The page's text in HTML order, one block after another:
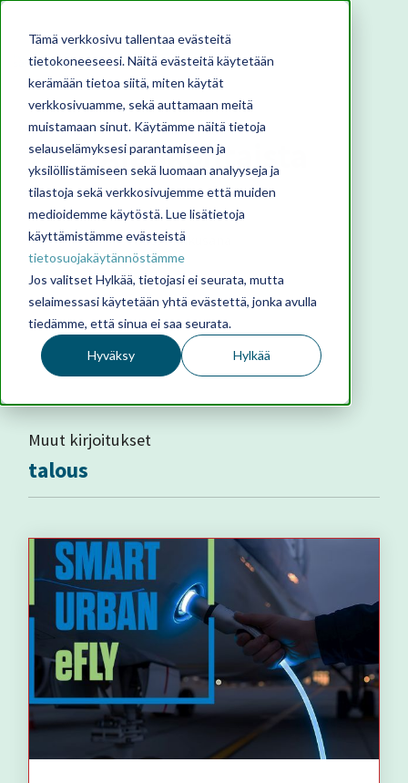
Tämä verkkosivu tallentaa evästeitä
tietokoneeseesi. Näitä evästeitä käytetään
kerämään tietoa siitä, miten käytät
verkkosivuamme, sekä auttamaan meitä
muistamaan sinut. Käytämme näitä tietoja
selauselämyksesi parantamiseen ja
yksilöllistämiseen sekä luomaan analyyseja ja
tilastoja sekä verkkosivujemme että muiden
medioidemme käytöstä. Lue lisätietoja
käyttämistämme evästeistä
tietosuojakäytännöstämme
Jos valitset Hylkää, tietojasi ei seurata, mutta
selaimessasi käytetään yhtä evästettä, jonka avulla
tiedämme, että sinua ei saa seurata.
Hyväksy Hylkää
Ajankohtaista
Muut kirjoitukset
talous